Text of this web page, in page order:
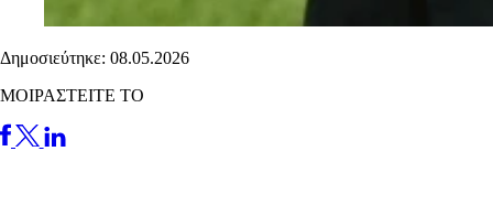
Δημοσιεύτηκε: 08.05.2026
ΜΟΙΡΑΣΤΕΙΤΕ ΤΟ